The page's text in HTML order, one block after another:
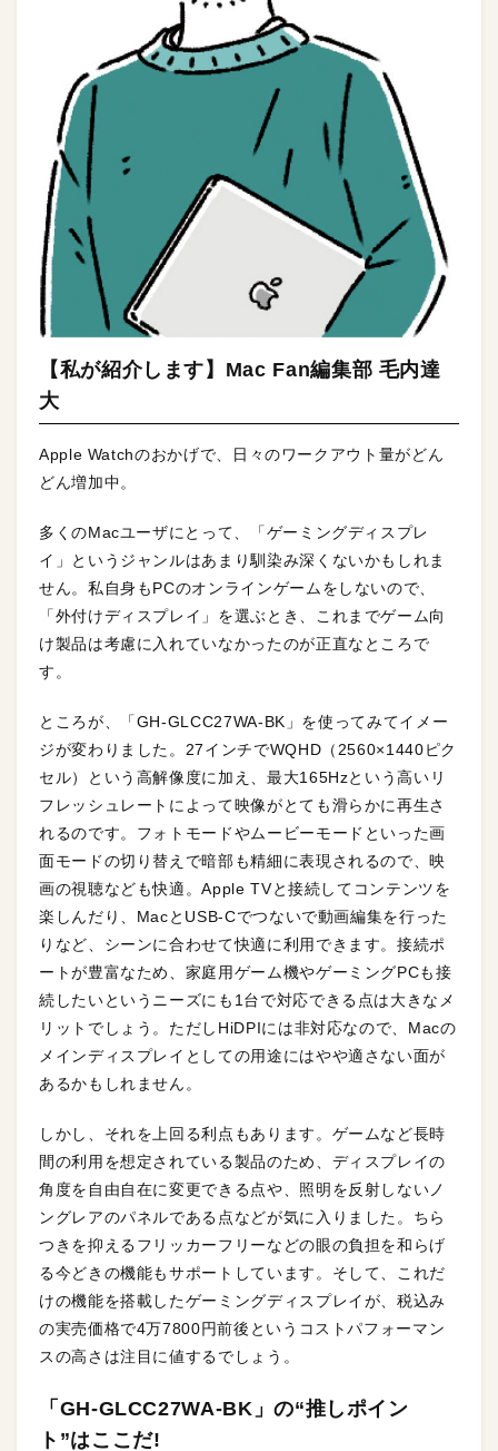
【私が紹介します】Mac Fan編集部 毛内達
大
Apple Watchのおかげで、日々のワークアウト量がどん
どん増加中。
多くのMacユーザにとって、「ゲーミングディスプレ
イ」というジャンルはあまり馴染み深くないかもしれま
せん。私自身もPCのオンラインゲームをしないので、
「外付けディスプレイ」を選ぶとき、これまでゲーム向
け製品は考慮に入れていなかったのが正直なところで
す。
ところが、「GH-GLCC27WA-BK」を使ってみてイメー
ジが変わりました。27インチでWQHD（2560×1440ピク
セル）という高解像度に加え、最大165Hzという高いリ
フレッシュレートによって映像がとても滑らかに再生さ
れるのです。フォトモードやムービーモードといった画
面モードの切り替えで暗部も精細に表現されるので、映
画の視聴なども快適。Apple TVと接続してコンテンツを
楽しんだり、MacとUSB-Cでつないで動画編集を行った
りなど、シーンに合わせて快適に利用できます。接続ポ
ートが豊富なため、家庭用ゲーム機やゲーミングPCも接
続したいというニーズにも1台で対応できる点は大きなメ
リットでしょう。ただしHiDPIには非対応なので、Macの
メインディスプレイとしての用途にはやや適さない面が
あるかもしれません。
しかし、それを上回る利点もあります。ゲームなど長時
間の利用を想定されている製品のため、ディスプレイの
角度を自由自在に変更できる点や、照明を反射しないノ
ングレアのパネルである点などが気に入りました。ちら
つきを抑えるフリッカーフリーなどの眼の負担を和らげ
る今どきの機能もサポートしています。そして、これだ
けの機能を搭載したゲーミングディスプレイが、税込み
の実売価格で4万7800円前後というコストパフォーマン
スの高さは注目に値するでしょう。
「GH-GLCC27WA-BK」の“推しポイン
ト”はここだ!